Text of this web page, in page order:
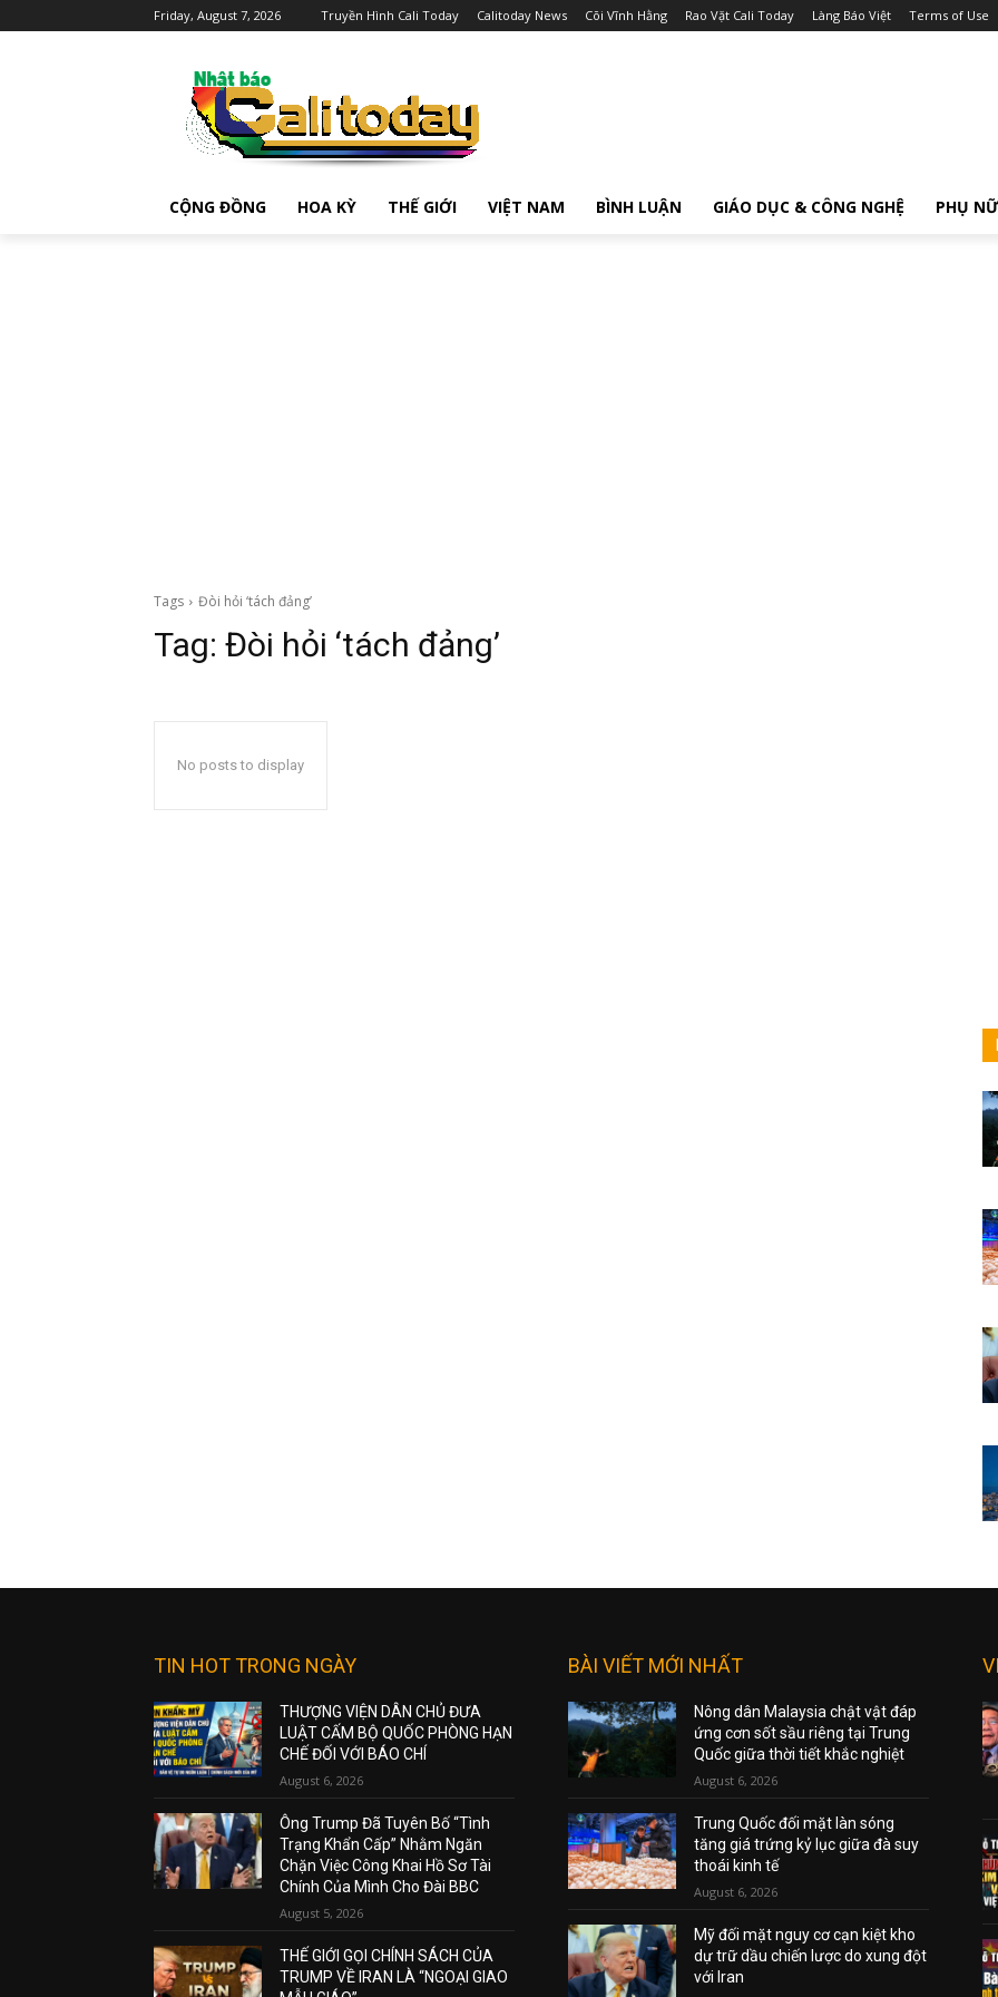
Friday, August 7, 2026 Truyền Hình Cali Today Calitoday News Cõi Vĩnh Hằng Rao Vặt Cali Today Làng Báo Việt Terms of Use
CỘNG ĐỒNG HOA KỲ THẾ GIỚI VIỆT NAM BÌNH LUẬN GIÁO DỤC & CÔNG NGHỆ PHỤ NỮ
Tags Đòi hỏi ‘tách đảng’
Tag: Đòi hỏi ‘tách đảng’
No posts to display
TIN HOT TRONG NGÀY
THƯỢNG VIỆN DÂN CHỦ ĐƯA
LUẬT CẤM BỘ QUỐC PHÒNG HẠN
CHẾ ĐỐI VỚI BÁO CHÍ
August 6, 2026
Ông Trump Đã Tuyên Bố “Tình
Trạng Khẩn Cấp” Nhằm Ngăn
Chặn Việc Công Khai Hồ Sơ Tài
Chính Của Mình Cho Đài BBC
August 5, 2026
THẾ GIỚI GỌI CHÍNH SÁCH CỦA
TRUMP VỀ IRAN LÀ “NGOẠI GIAO
BÀI VIẾT MỚI NHẤT
Nông dân Malaysia chật vật đáp
ứng cơn sốt sầu riêng tại Trung
Quốc giữa thời tiết khắc nghiệt
August 6, 2026
Trung Quốc đối mặt làn sóng
tăng giá trứng kỷ lục giữa đà suy
thoái kinh tế
August 6, 2026
Mỹ đối mặt nguy cơ cạn kiệt kho
dự trữ dầu chiến lược do xung đột
với Iran